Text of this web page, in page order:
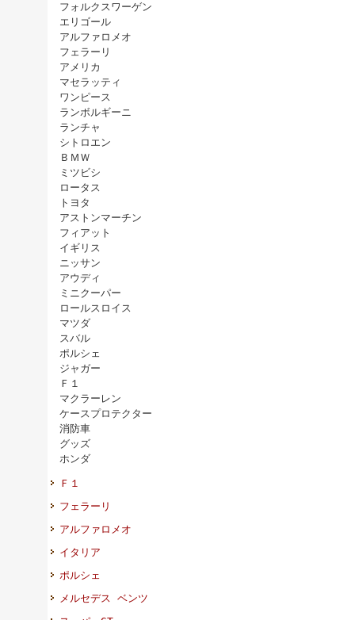
フォルクスワーゲン
エリゴール
アルファロメオ
フェラーリ
アメリカ
マセラッティ
ワンピース
ランボルギーニ
ランチャ
シトロエン
ＢＭＷ
ミツビシ
ロータス
トヨタ
アストンマーチン
フィアット
イギリス
ニッサン
アウディ
ミニクーパー
ロールスロイス
マツダ
スバル
ポルシェ
ジャガー
Ｆ１
マクラーレン
ケースプロテクター
消防車
グッズ
ホンダ
Ｆ１
フェラーリ
アルファロメオ
イタリア
ポルシェ
メルセデス ベンツ